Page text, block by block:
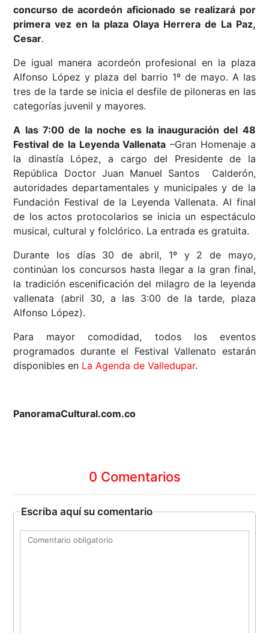
concurso de acordeón aficionado se realizará por
primera vez en la plaza Olaya Herrera de La Paz,
Cesar.
De igual manera acordeón profesional en la plaza
Alfonso López y plaza del barrio 1º de mayo. A las
tres de la tarde se inicia el desfile de piloneras en las
categorías juvenil y mayores.
A las 7:00 de la noche es la inauguración del 48
Festival de la Leyenda Vallenata –Gran Homenaje a
la dinastía López, a cargo del Presidente de la
República Doctor Juan Manuel Santos Calderón,
autoridades departamentales y municipales y de la
Fundación Festival de la Leyenda Vallenata. Al final
de los actos protocolarios se inicia un espectáculo
musical, cultural y folclórico. La entrada es gratuita.
Durante los días 30 de abril, 1º y 2 de mayo,
continúan los concursos hasta llegar a la gran final,
la tradición escenificación del milagro de la leyenda
vallenata (abril 30, a las 3:00 de la tarde, plaza
Alfonso López).
Para mayor comodidad, todos los eventos
programados durante el Festival Vallenato estarán
disponibles en La Agenda de Valledupar.
PanoramaCultural.com.co
0 Comentarios
Escriba aquí su comentario